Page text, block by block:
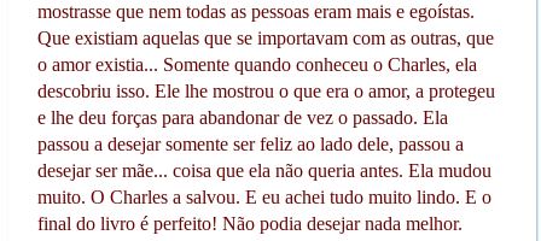
mostrasse que nem todas as pessoas eram mais e egoístas.
Que existiam aquelas que se importavam com as outras, que
o amor existia... Somente quando conheceu o Charles, ela
descobriu isso. Ele lhe mostrou o que era o amor, a protegeu
e lhe deu forças para abandonar de vez o passado. Ela
passou a desejar somente ser feliz ao lado dele, passou a
desejar ser mãe... coisa que ela não queria antes. Ela mudou
muito. O Charles a salvou. E eu achei tudo muito lindo. E o
final do livro é perfeito! Não podia desejar nada melhor.